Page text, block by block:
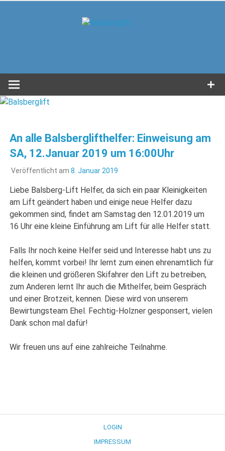
An alle Balsberglifthelfer: Einweisung am
SA, 12.Januar 2019 um 16:00Uhr
Veröffentlicht am 8. Januar 2019
Liebe Balsberg-Lift Helfer, da sich ein paar Kleinigkeiten
am Lift geändert haben und einige neue Helfer dazu
gekommen sind, findet am Samstag den 12.01.2019 um
16 Uhr eine kleine Einführung am Lift für alle Helfer statt.
Falls Ihr noch keine Helfer seid und Interesse habt uns zu
helfen, kommt vorbei! Ihr lernt zum einen ehrenamtlich für
die kleinen und größeren Skifahrer den Lift zu betreiben,
zum Anderen lernt Ihr auch die Mithelfer, beim Gespräch
und einer Brotzeit, kennen. Diese wird von unserem
Bewirtungsteam Ehel. Fechtig-Holzner gesponsert, vielen
Dank schon mal dafür!
Wir freuen uns auf eine zahlreiche Teilnahme.
LOGIN
IMPRESSUM